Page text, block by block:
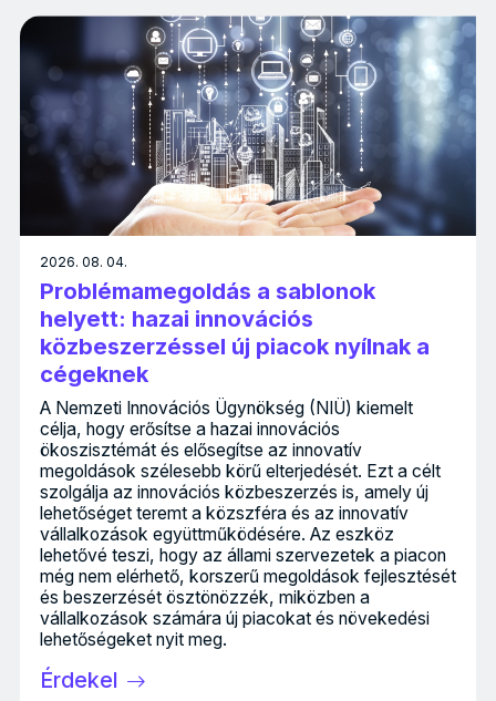
2026. 08. 04.
Problémamegoldás a sablonok
helyett: hazai innovációs
közbeszerzéssel új piacok nyílnak a
cégeknek
A Nemzeti Innovációs Ügynökség (NIÜ) kiemelt
célja, hogy erősítse a hazai innovációs
ökoszisztémát és elősegítse az innovatív
megoldások szélesebb körű elterjedését. Ezt a célt
szolgálja az innovációs közbeszerzés is, amely új
lehetőséget teremt a közszféra és az innovatív
vállalkozások együttműködésére. Az eszköz
lehetővé teszi, hogy az állami szervezetek a piacon
még nem elérhető, korszerű megoldások fejlesztését
és beszerzését ösztönözzék, miközben a
vállalkozások számára új piacokat és növekedési
lehetőségeket nyit meg.
Érdekel